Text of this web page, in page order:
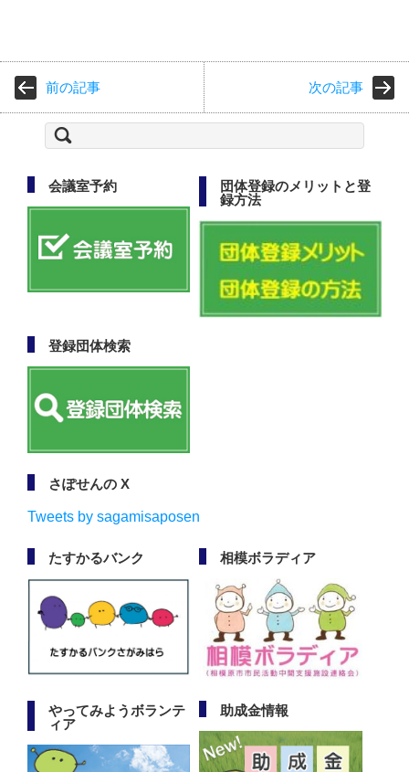
前の記事 次の記事
検
索:
会議室予約
団体登録のメリットと登
録方法
登録団体検索
さぽせんの X
Tweets by sagamisaposen
たすかるバンク 相模ボラディア
やってみようボランテ
ィア
助成金情報